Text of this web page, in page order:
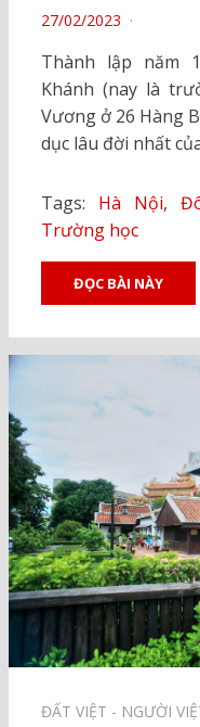
POSTED
27/02/2023
Thành lập năm
Khánh (nay là
Vương ở 26 Hàng
dục lâu đời nhất
Tags: Hà Nội,
Trường học
ĐỌC BÀI NÀY
ĐẤT VIỆT - NGƯỜI